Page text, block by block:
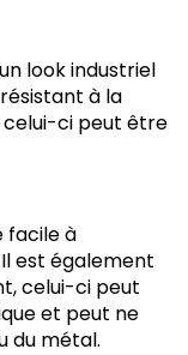
look industriel
à la
celui-ci peut être
facile à
est également
celui-ci peut
et peut ne
du métal.